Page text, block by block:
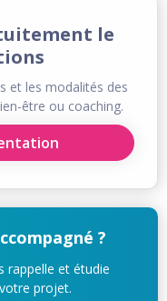
le
et les modalités des
être ou coaching.
?
rappelle et étudie
projet.